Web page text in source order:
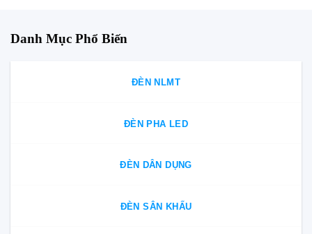
Danh Mục Phổ Biến
ĐÈN NLMT
ĐÈN PHA LED
ĐÈN DÂN DỤNG
ĐÈN SÂN KHẤU